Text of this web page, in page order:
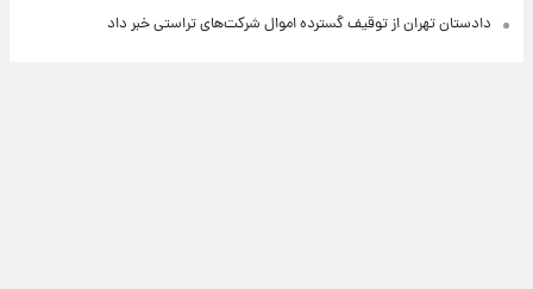
دادستان تهران از توقیف گسترده اموال شرکت‌های تراستی خبر داد